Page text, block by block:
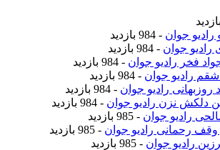
جوان - 984 بازدید
رادیو جوان - 984 بازدید
فخر رادیو جوان - 984 بازدید
رادیو جوان - 984 بازدید
روزبهانی رادیو جوان - 984 بازدید
دلکش نزن رادیو جوان - 984 بازدید
رادیو جوان - 985 بازدید
وقف رحمانی رادیو جوان - 985 بازدید
رادیو جوان - 985 بازدید